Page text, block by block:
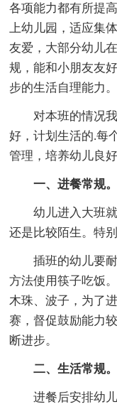
各项能力都有所提
上幼儿园，适应集
友爱，大部分幼儿
规，能和小朋友友
步的生活自理能力。
对本班的情况我
好，计划生活的.每
管理，培养幼儿良
一、进餐常规。
幼儿进入大班就
还是比较陌生。特
插班的幼儿要耐
方法使用筷子吃饭
木珠、波子，为了
赛，督促鼓励能力
断进步。
二、生活常规。
进餐后安排幼儿